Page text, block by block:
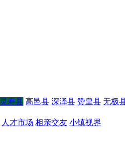
灵寿县 高邑县 深泽县 赞皇县 无极
人才市场 相亲交友 小镇视界